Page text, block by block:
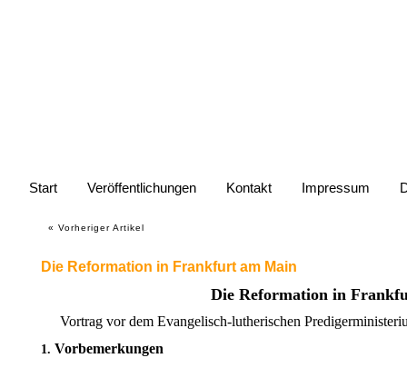
Start Veröffentlichungen Kontakt Impressum
« Vorheriger Artikel
Die Reformation in Frankfurt am Main
Die Reformation in
Vortrag vor dem Evangelisch-lutherischen
1. Vorbemerkungen